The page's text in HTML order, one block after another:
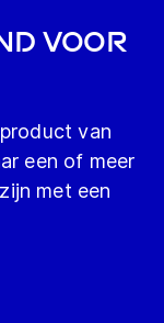
voor
van
een of meer
met een